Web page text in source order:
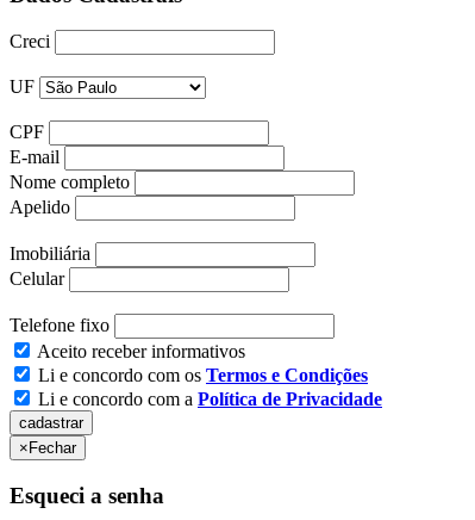
Creci
UF
CPF
E-mail
Nome completo
Apelido
Imobiliária
Celular
Telefone fixo
Aceito receber informativos
Li e concordo com os Termos e Condições
Li e concordo com a Política de Privacidade
× Fechar
Esqueci a senha